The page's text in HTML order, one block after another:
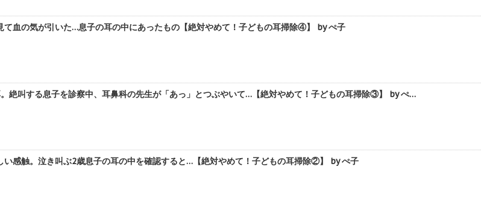
て血の気が引いた…息子の耳の中にあったもの【絶対やめて！子どもの耳掃除④】 by ぺ子
絶叫する息子を診察中、耳鼻科の先生が「あっ」とつぶやいて…【絶対やめて！子どもの耳掃除③】 by ぺ…
い感触。泣き叫ぶ2歳息子の耳の中を確認すると…【絶対やめて！子どもの耳掃除②】 by ぺ子